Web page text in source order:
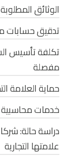
الوثائق
تدقيق حسابات
تكلفة تأسيس
مفصلة
حماية العلامة
خدمات محاسبية
دراسة حالة:
علامتها التجارية